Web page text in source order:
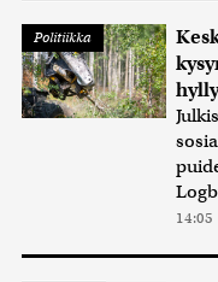
Politiikka
14:05